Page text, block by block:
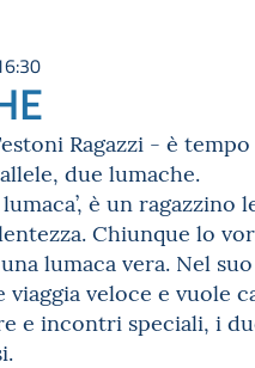
Ragazzi - è
due lumache.
lumaca’, è un
Chiunque lo
lumaca vera. Nel
viaggia veloce e vuole
e incontri speciali, i